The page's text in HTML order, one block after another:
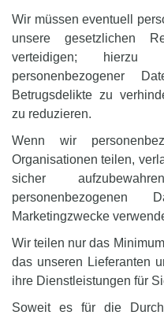
Wir müssen eventuell
unsere gesetzlichen
verteidigen; hierzu
personenbezogener
Betrugsdelikte zu
zu reduzieren.
Wenn wir
Organisationen teilen,
sicher
Marketingzwecke
Wir teilen nur das
das unseren Lieferanten
ihre Dienstleistungen für
Soweit es für die